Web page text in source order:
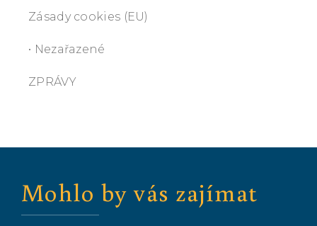
Zásady cookies (EU)
• Nezařazené
ZPRÁVY
Mohlo by vás zajímat